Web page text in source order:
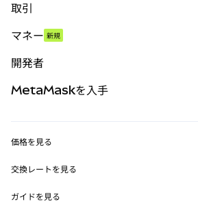
取引
パーペチュアル
RWA
マネー 新規
開発者
MetaMask Connect
Snaps
MetaMaskを入手
セキュリティ
価格を見る
イーサリアムの価格
Solanaの価格
交換レートを見る
ETH→USD
ガイドを見る